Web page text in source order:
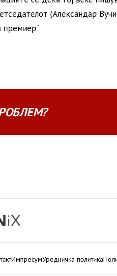
(Александар
премиер“.
ИмпресумУредничка политика